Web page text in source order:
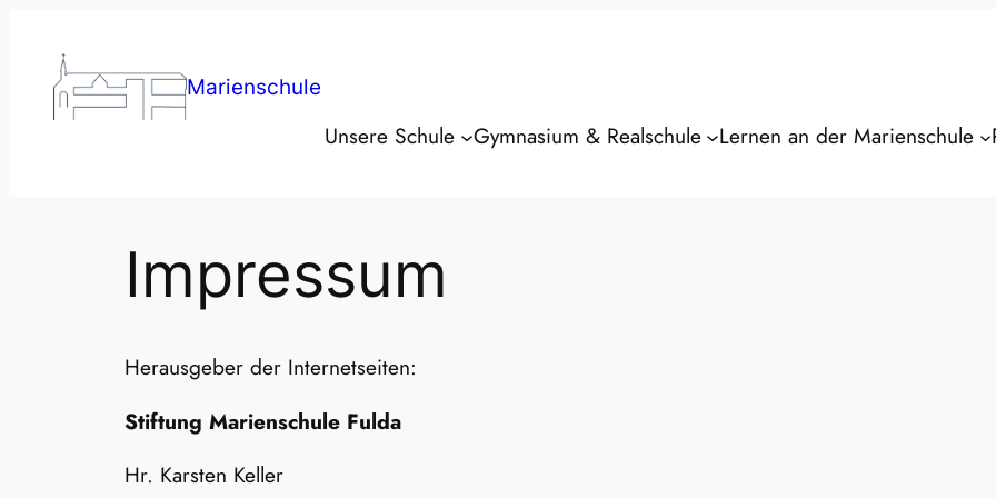
springen
Marienschule
Unsere Schule Gymnasium & Realschule Lernen an der Marienschule
Impressum
Herausgeber der Internetseiten:
Stiftung Marienschule Fulda
Hr. Karsten Keller